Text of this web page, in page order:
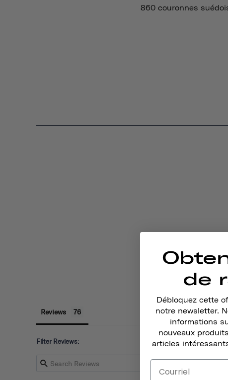
860 couronnes
Reviews
Filter Reviews:
de
Débloquez cette
notre newsletter.
informations
nouveaux
articles